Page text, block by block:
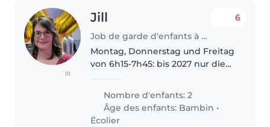
(1)
Jill
Job de garde d'enfants à Schengen
6
Montag, Donnerstag und Freitag
von 6h15-7h45: bis 2027 nur die
auch der kleine Sohn (2 Jahre). -
morgens steht die Tochter
selber auf und zieht siche..
Nombre d'enfants: 2
Âge des enfants: Bambin •
Écolier